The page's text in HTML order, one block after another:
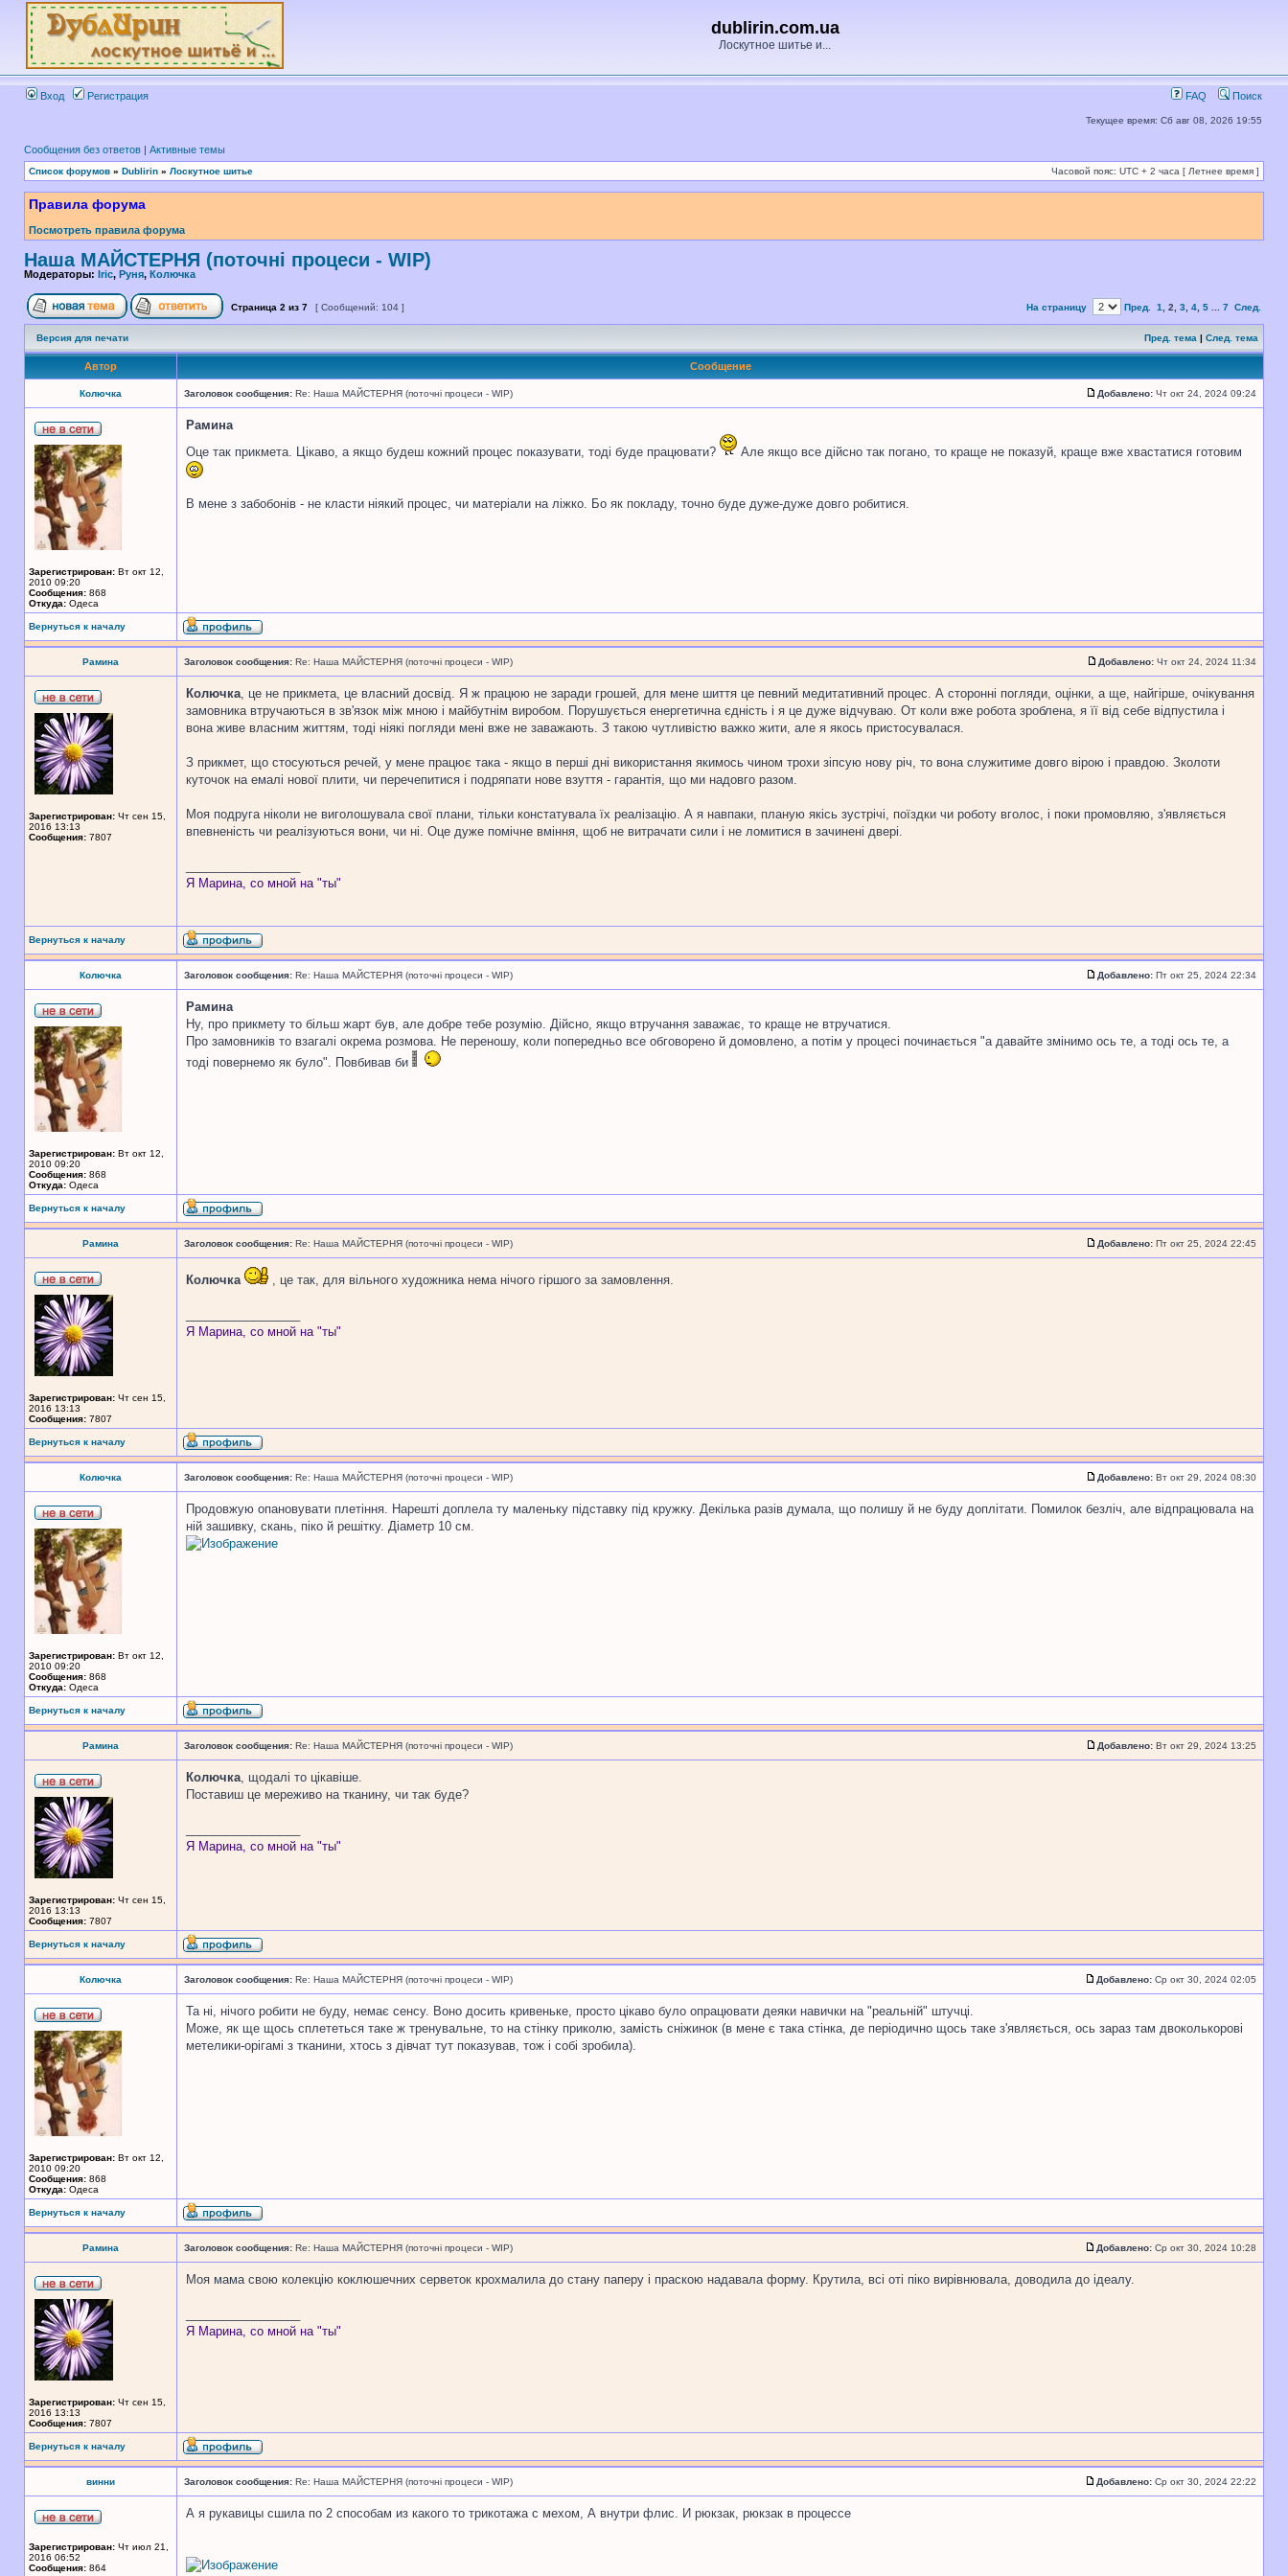
dublirin.com.ua
Лоскутное шитье и...
Вход Регистрация FAQ Поиск
Текущее время: Сб авг 08, 2026 19:55
Сообщения без ответов | Активные темы
Список форумов » Dublirin » Лоскутное шитье Часовой пояс: UTC + 2 часа [ Летнее время ]
Правила форума
Посмотреть правила форума
Наша МАЙСТЕРНЯ (поточні процеси - WIP)
Модераторы: Iric, Руня, Колючка
Страница 2 из 7 [ Сообщений: 104 ] На страницу Пред. 1 2 3 4 5 7 След.
Версия для печати Пред. тема | След. тема
Автор Сообщение
Колючка Заголовок сообщения: Re: Наша МАЙСТЕРНЯ (поточні процеси - WIP) Добавлено: Чт окт 24, 2024 09:24
Зарегистрирован: Вт окт 12,
2010 09:20
Сообщения: 868
Откуда: Одеса
Рамина
Оце так прикмета. Цікаво, а якщо будеш кожний процес показувати, тоді буде працювати?
Але якщо все дійсно так погано, то краще не показуй, краще вже хвастатися готовим
В мене з забобонів - не класти ніякий процес, чи матеріали на ліжко. Бо як покладу, точно буде дуже-дуже довго робитися.
Вернуться к началу
Рамина Заголовок сообщения: Re: Наша МАЙСТЕРНЯ (поточні процеси - WIP) Добавлено: Чт окт 24, 2024 11:34
Зарегистрирован: Чт сен 15,
2016 13:13
Сообщения: 7807
Колючка, це не прикмета, це власний досвід. Я ж працюю не заради грошей, для мене шиття це певний медитативний процес. А сторонні погляди, оцінки, а ще, найгірше, очікування
замовника втручаються в зв'язок між мною і майбутнім виробом. Порушується енергетична єдність і я це дуже відчуваю. От коли вже робота зроблена, я її від себе відпустила і
вона живе власним життям, тоді ніякі погляди мені вже не заважають. З такою чутливістю важко жити, але я якось пристосувалася.
З прикмет, що стосуються речей, у мене працює така - якщо в перші дні використання якимось чином трохи зіпсую нову річ, то вона служитиме довго вірою і правдою. Зколоти
куточок на емалі нової плити, чи перечепитися і подряпати нове взуття - гарантія, що ми надовго разом.
Моя подруга ніколи не виголошувала свої плани, тільки констатувала їх реалізацію. А я навпаки, планую якісь зустрічі, поїздки чи роботу вголос, і поки промовляю, з'являється
впевненість чи реалізуються вони, чи ні. Оце дуже помічне вміння, щоб не витрачати сили і не ломитися в зачинені двері.
Я Марина, со мной на "ты"
Вернуться к началу
Колючка Заголовок сообщения: Re: Наша МАЙСТЕРНЯ (поточні процеси - WIP) Добавлено: Пт окт 25, 2024 22:34
Зарегистрирован: Вт окт 12,
2010 09:20
Сообщения: 868
Откуда: Одеса
Рамина
Ну, про прикмету то більш жарт був, але добре тебе розумію. Дійсно, якщо втручання заважає, то краще не втручатися.
Про замовників то взагалі окрема розмова. Не переношу, коли попередньо все обговорено й домовлено, а потім у процесі починається "а давайте змінимо ось те, а тоді ось те, а
тоді повернемо як було". Повбивав би
Вернуться к началу
Рамина Заголовок сообщения: Re: Наша МАЙСТЕРНЯ (поточні процеси - WIP) Добавлено: Пт окт 25, 2024 22:45
Зарегистрирован: Чт сен 15,
2016 13:13
Сообщения: 7807
Колючка , це так, для вільного художника нема нічого гіршого за замовлення.
Я Марина, со мной на "ты"
Вернуться к началу
Колючка Заголовок сообщения: Re: Наша МАЙСТЕРНЯ (поточні процеси - WIP) Добавлено: Вт окт 29, 2024 08:30
Зарегистрирован: Вт окт 12,
2010 09:20
Сообщения: 868
Откуда: Одеса
Продовжую опановувати плетіння. Нарешті доплела ту маленьку підставку під кружку. Декілька разів думала, що полишу й не буду доплітати. Помилок безліч, але відпрацювала на
ній зашивку, скань, піко й решітку. Діаметр 10 см.
Вернуться к началу
Рамина Заголовок сообщения: Re: Наша МАЙСТЕРНЯ (поточні процеси - WIP) Добавлено: Вт окт 29, 2024 13:25
Зарегистрирован: Чт сен 15,
2016 13:13
Сообщения: 7807
Колючка, щодалі то цікавіше.
Поставиш це мереживо на тканину, чи так буде?
Я Марина, со мной на "ты"
Вернуться к началу
Колючка Заголовок сообщения: Re: Наша МАЙСТЕРНЯ (поточні процеси - WIP) Добавлено: Ср окт 30, 2024 02:05
Зарегистрирован: Вт окт 12,
2010 09:20
Сообщения: 868
Откуда: Одеса
Та ні, нічого робити не буду, немає сенсу. Воно досить кривеньке, просто цікаво було опрацювати деяки навички на "реальній" штучці.
Може, як ще щось сплететься таке ж тренувальне, то на стінку приколю, замість сніжинок (в мене є така стінка, де періодично щось таке з'являється, ось зараз там двоколькорові
метелики-орігамі з тканини, хтось з дівчат тут показував, тож і собі зробила).
Вернуться к началу
Рамина Заголовок сообщения: Re: Наша МАЙСТЕРНЯ (поточні процеси - WIP) Добавлено: Ср окт 30, 2024 10:28
Зарегистрирован: Чт сен 15,
2016 13:13
Сообщения: 7807
Моя мама свою колекцію коклюшечних серветок крохмалила до стану паперу і праскою надавала форму. Крутила, всі оті піко вирівнювала, доводила до ідеалу.
Я Марина, со мной на "ты"
Вернуться к началу
винни Заголовок сообщения: Re: Наша МАЙСТЕРНЯ (поточні процеси - WIP) Добавлено: Ср окт 30, 2024 22:22
Зарегистрирован: Чт июл 21,
2016 06:52
Сообщения: 864
А я рукавицы сшила по 2 способам из какого то трикотажа с мехом, А внутри флис. И рюкзак, рюкзак в процессе